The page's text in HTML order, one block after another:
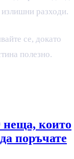
излишни разходи.
се, докато
полезно.
неща, които
поръчате